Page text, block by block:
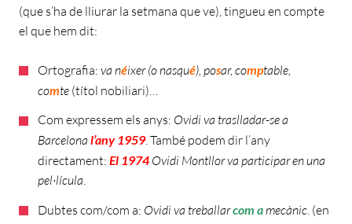
(que s’ha de lliurar la setmana que ve), tingueu en compte
el que hem dit:
Ortografia: va néixer (o nasqué), posar, comptable,
comte (títol nobiliari)…
Com expressem els anys: Ovidi va traslladar-se a
Barcelona l’any 1959. També podem dir l’any
directament: El 1974 Ovidi Montllor va participar en una
pel·lícula
Dubtes com/com a: Ovidi va treballarcom a mecànic . (en